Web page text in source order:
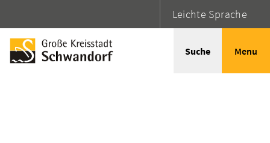
Leichte Sprache
Suche Menu